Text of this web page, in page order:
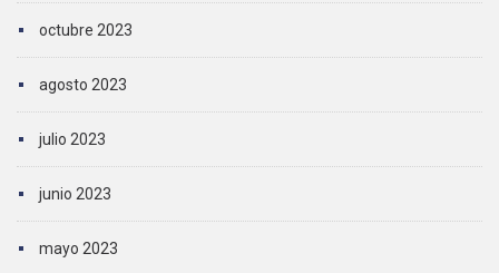
octubre 2023
agosto 2023
julio 2023
junio 2023
mayo 2023